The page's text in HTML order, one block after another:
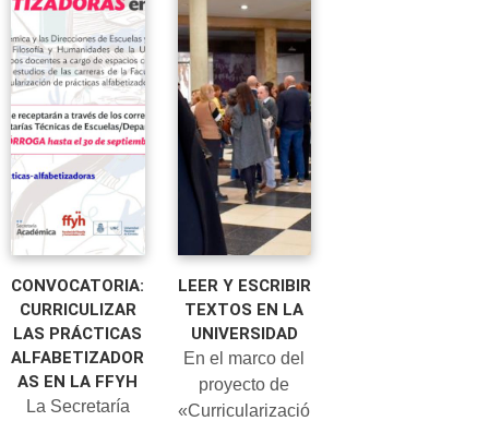
CONVOCATORIA:
CURRICULIZAR
LAS PRÁCTICAS
ALFABETIZADOR
AS EN LA FFYH
La Secretaría
LEER Y ESCRIBIR
TEXTOS EN LA
UNIVERSIDAD
En el marco del
proyecto de
«Curricularizació